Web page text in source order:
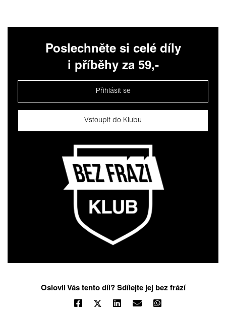
Poslechněte si celé díly
i příběhy za 59,-
Přihlásit se
Vstoupit do Klubu
Oslovil Vás tento díl? Sdílejte jej bez frází